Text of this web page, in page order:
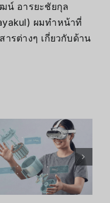
น์ อารยะชัยกุล
ผมทำหน้าที่
รต่างๆ เกี่ยวกับด้าน
D435i: สุด
ยอดกล้อง
Depth
Camera
พร้อม IMU